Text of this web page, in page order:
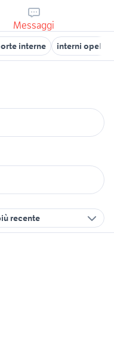
Messaggi
interne interni opel
recente